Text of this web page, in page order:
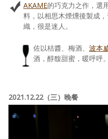
AKAME的巧克力之作，選
料，以相思木煙燻後製成
織，很是迷人。
佐以桔醬、梅酒、 波本
酒，醇馥甜蜜，暖呼呼。
2021.12.22（三）晚餐